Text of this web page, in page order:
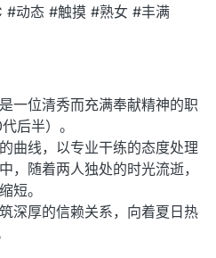
#动态 #触摸 #熟女 #丰满
一位清秀而充满奉献精神的职
后半）。
曲线，以专业干练的态度处理
，随着两人独处的时光流逝，
短。
深厚的信赖关系，向着夏日热